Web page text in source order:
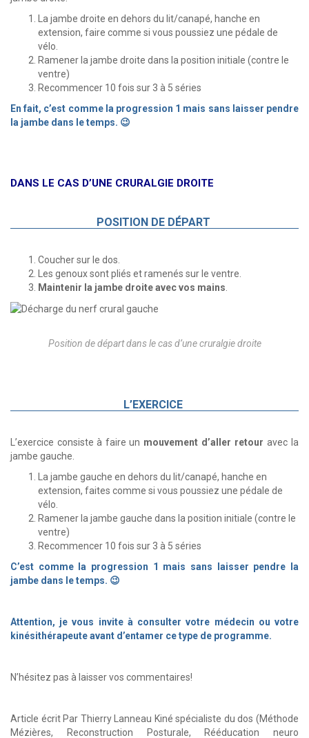
La jambe droite en dehors du lit/canapé, hanche en
extension, faire comme si vous poussiez une pédale de
vélo.
Ramener la jambe droite dans la position initiale (contre le
ventre)
Recommencer 10 fois sur 3 à 5 séries
En fait, c’est comme la progression 1 mais sans laisser pendre
la jambe dans le temps. 😉
DANS LE CAS D’UNE CRURALGIE DROITE
POSITION DE DÉPART
Coucher sur le dos.
Les genoux sont pliés et ramenés sur le ventre.
Maintenir la jambe droite avec vos mains
Position de départ dans le cas d’une cruralgie droite
L’EXERCICE
L’exercice consiste à faire un mouvement d’aller retour avec la
jambe gauche.
La jambe gauche en dehors du lit/canapé, hanche en
extension, faites comme si vous poussiez une pédale de
vélo.
Ramener la jambe gauche dans la position initiale (contre le
ventre)
Recommencer 10 fois sur 3 à 5 séries
C’est comme la progression 1 mais sans laisser pendre la
jambe dans le temps. 😉
Attention, je vous invite à consulter votre médecin ou votre
kinésithérapeute avant d’entamer ce type de programme.
N’hésitez pas à laisser vos commentaires!
Article écrit Par Thierry Lanneau Kiné spécialiste du dos (Méthode
Mézières, Reconstruction Posturale, Rééducation neuro